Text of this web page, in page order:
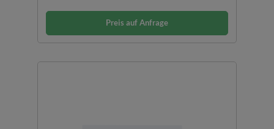
Preis auf Anfrage